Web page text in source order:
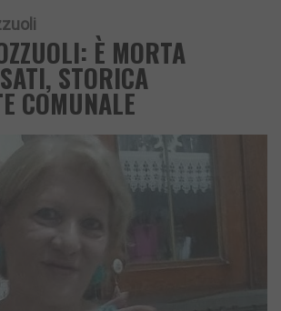
È MORTA
STORICA
COMUNALE